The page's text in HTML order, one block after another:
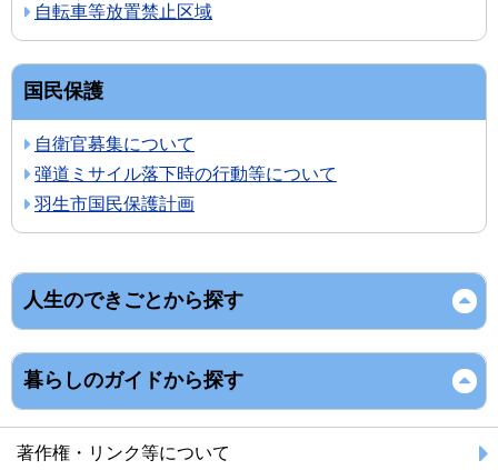
自転車等放置禁止区域
国民保護
自衛官募集について
弾道ミサイル落下時の行動等について
羽生市国民保護計画
人生のできごとから探す
暮らしのガイドから探す
著作権・リンク等について